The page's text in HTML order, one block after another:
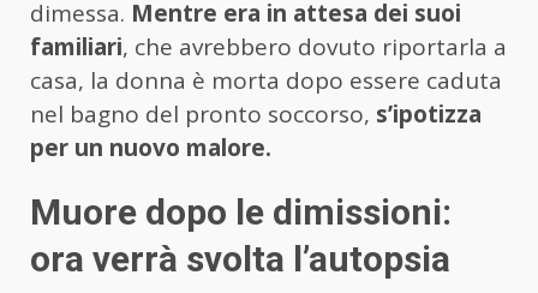
dimessa. Mentre era in attesa dei suoi
familiari, che avrebbero dovuto riportarla a
casa, la donna è morta dopo essere caduta
nel bagno del pronto soccorso, s’ipotizza
per un nuovo malore.
Muore dopo le dimissioni:
ora verrà svolta l’autopsia